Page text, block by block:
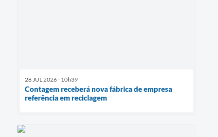
28 JUL 2026 - 10h39
Contagem receberá nova fábrica de empresa
referência em reciclagem